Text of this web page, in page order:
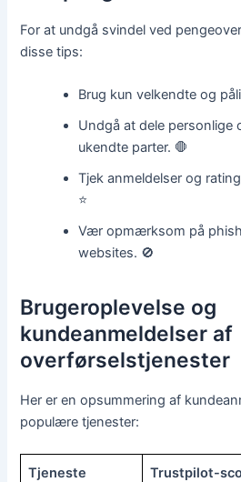
For at undgå svindel ved
disse tips:
Brug kun velkendte og
Undgå at dele personlige
ukendte parter. 🛑
Tjek anmeldelser og
⭐
Vær opmærksom på
websites. 🚫
Brugeroplevelse og
kundeanmeldelser af
overførselstjenester
Her er en opsummering af
populære tjenester:
Tjeneste Trustpilot-